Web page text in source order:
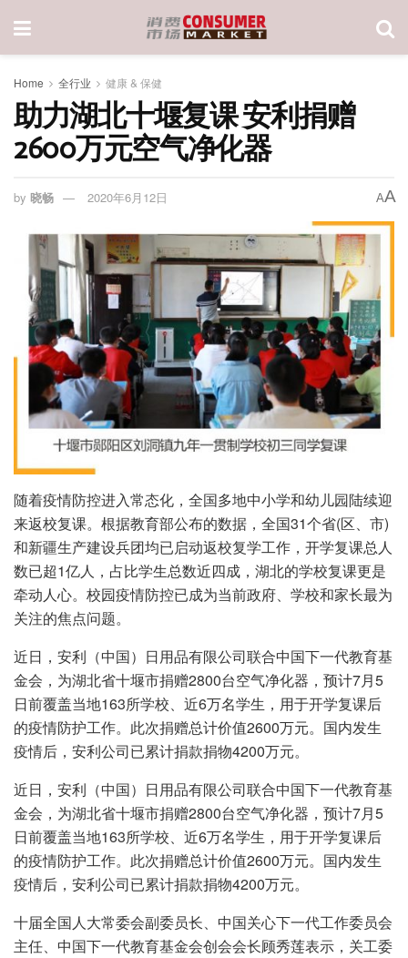
Home 全行业 健康 & 保健
助力湖北十堰复课 安利捐赠
2600万元空气净化器
by 晓畅 2020年6月12日 AA
随着疫情防控进入常态化，全国多地中小学和幼儿园陆续迎
来返校复课。根据教育部公布的数据，全国31个省(区、市)
和新疆生产建设兵团均已启动返校复学工作，开学复课总人
数已超1亿人，占比学生总数近四成，湖北的学校复课更是
牵动人心。校园疫情防控已成为当前政府、学校和家长最为
关注的焦点问题。
近日，安利（中国）日用品有限公司联合中国下一代教育基
金会，为湖北省十堰市捐赠2800台空气净化器，预计7月5
日前覆盖当地163所学校、近6万名学生，用于开学复课后
的疫情防护工作。此次捐赠总计价值2600万元。国内发生
疫情后，安利公司已累计捐款捐物4200万元。
近日，安利（中国）日用品有限公司联合中国下一代教育基
金会，为湖北省十堰市捐赠2800台空气净化器，预计7月5
日前覆盖当地163所学校、近6万名学生，用于开学复课后
的疫情防护工作。此次捐赠总计价值2600万元。国内发生
疫情后，安利公司已累计捐款捐物4200万元。
十届全国人大常委会副委员长、中国关心下一代工作委员会
主任、中国下一代教育基金会创会会长顾秀莲表示，关工委